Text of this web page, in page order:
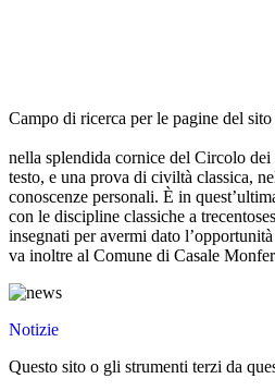
Campo di ricerca per le pagine del sito
nella splendida cornice del Circolo
testo, e una prova di civiltà classica,
conoscenze personali. È in
con le discipline classiche a
insegnati per avermi dato
va inoltre al Comune di Casale
Notizie
Questo sito o gli strumenti terzi da